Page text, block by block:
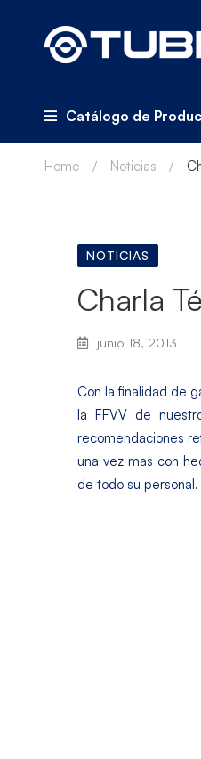
Catálogo de
Home Noticias
NOTICIAS
Charla
junio 18, 2013
Con la finalidad de
la FFVV de
recomendaciones
una vez mas con
de todo su personal.